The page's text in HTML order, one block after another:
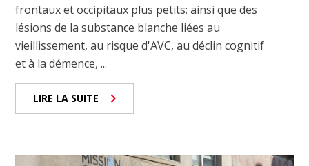
frontaux et occipitaux plus petits; ainsi que des
lésions de la substance blanche liées au
vieillissement, au risque d'AVC, au déclin cognitif
et à la démence, ...
LIRE LA SUITE